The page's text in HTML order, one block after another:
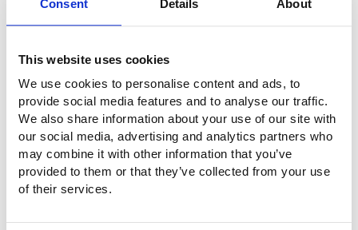
Consent Details About
This website uses cookies
We use cookies to personalise content and ads, to
provide social media features and to analyse our traffic.
We also share information about your use of our site with
our social media, advertising and analytics partners who
may combine it with other information that you’ve
provided to them or that they’ve collected from your use
of their services.
toestand heel compact;
Een opblaasbaar stootkussen is zeer licht en kan met
Maatwerk uit eigen fabriek; voor ieder type windturbine
Alle afmetingen mogelijk, diverse keuzes in dikte/
hoogte in opgeblazen toestand;
Snelle levering van maatwerk mogelijk;
Materiaal waarvan de opblaasbare schokdemper is
gemaakt, is zacht en flexibel en is daardoor relatief
veilig en zo wordt schade voorkomen bij impact
tussen bijvoorbeeld de hub en het rotorblad;
zee, corrodeert niet;